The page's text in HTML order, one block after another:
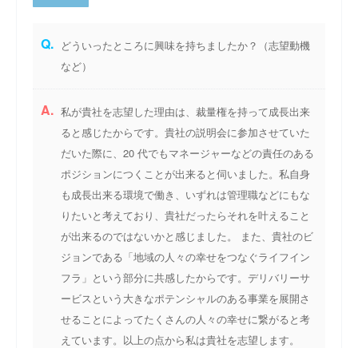
Q. どういったところに興味を持ちましたか？（志望動機
など）
A. 私が貴社を志望した理由は、裁量権を持って成長出来
ると感じたからです。貴社の説明会に参加させていた
だいた際に、20 代でもマネージャーなどの責任のある
ポジションにつくことが出来ると伺いました。私自身
も成長出来る環境で働き、いずれは管理職などにもな
りたいと考えており、貴社だったらそれを叶えること
が出来るのではないかと感じました。 また、貴社のビ
ジョンである「地域の人々の幸せをつなぐライフイン
フラ」という部分に共感したからです。デリバリーサ
ービスという大きなポテンシャルのある事業を展開さ
せることによってたくさんの人々の幸せに繋がると考
えています。以上の点から私は貴社を志望します。